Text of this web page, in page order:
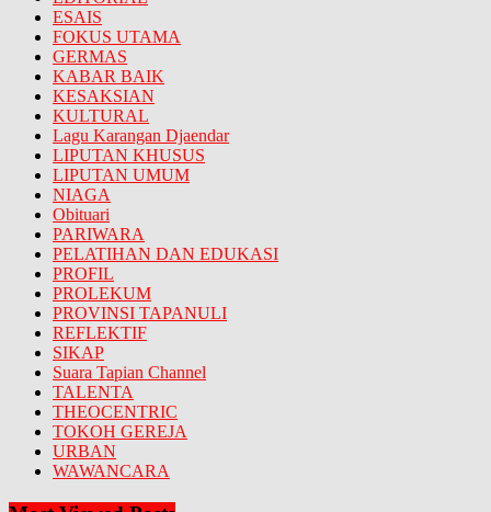
ESAIS
FOKUS UTAMA
GERMAS
KABAR BAIK
KESAKSIAN
KULTURAL
Lagu Karangan Djaendar
LIPUTAN KHUSUS
LIPUTAN UMUM
NIAGA
Obituari
PARIWARA
PELATIHAN DAN EDUKASI
PROFIL
PROLEKUM
PROVINSI TAPANULI
REFLEKTIF
SIKAP
Suara Tapian Channel
TALENTA
THEOCENTRIC
TOKOH GEREJA
URBAN
WAWANCARA